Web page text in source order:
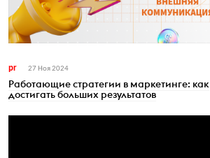
pr 27 Ноя 2024
Работающие стратегии в маркетинге: как
достигать больших результатов